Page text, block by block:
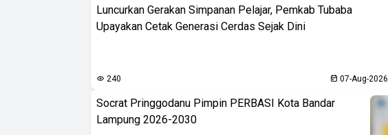
Luncurkan Gerakan Simpanan Pelajar, Pemkab Tubaba
Upayakan Cetak Generasi Cerdas Sejak Dini
240 07-Aug-2026
Socrat Pringgodanu Pimpin PERBASI Kota Bandar
Lampung 2026-2030